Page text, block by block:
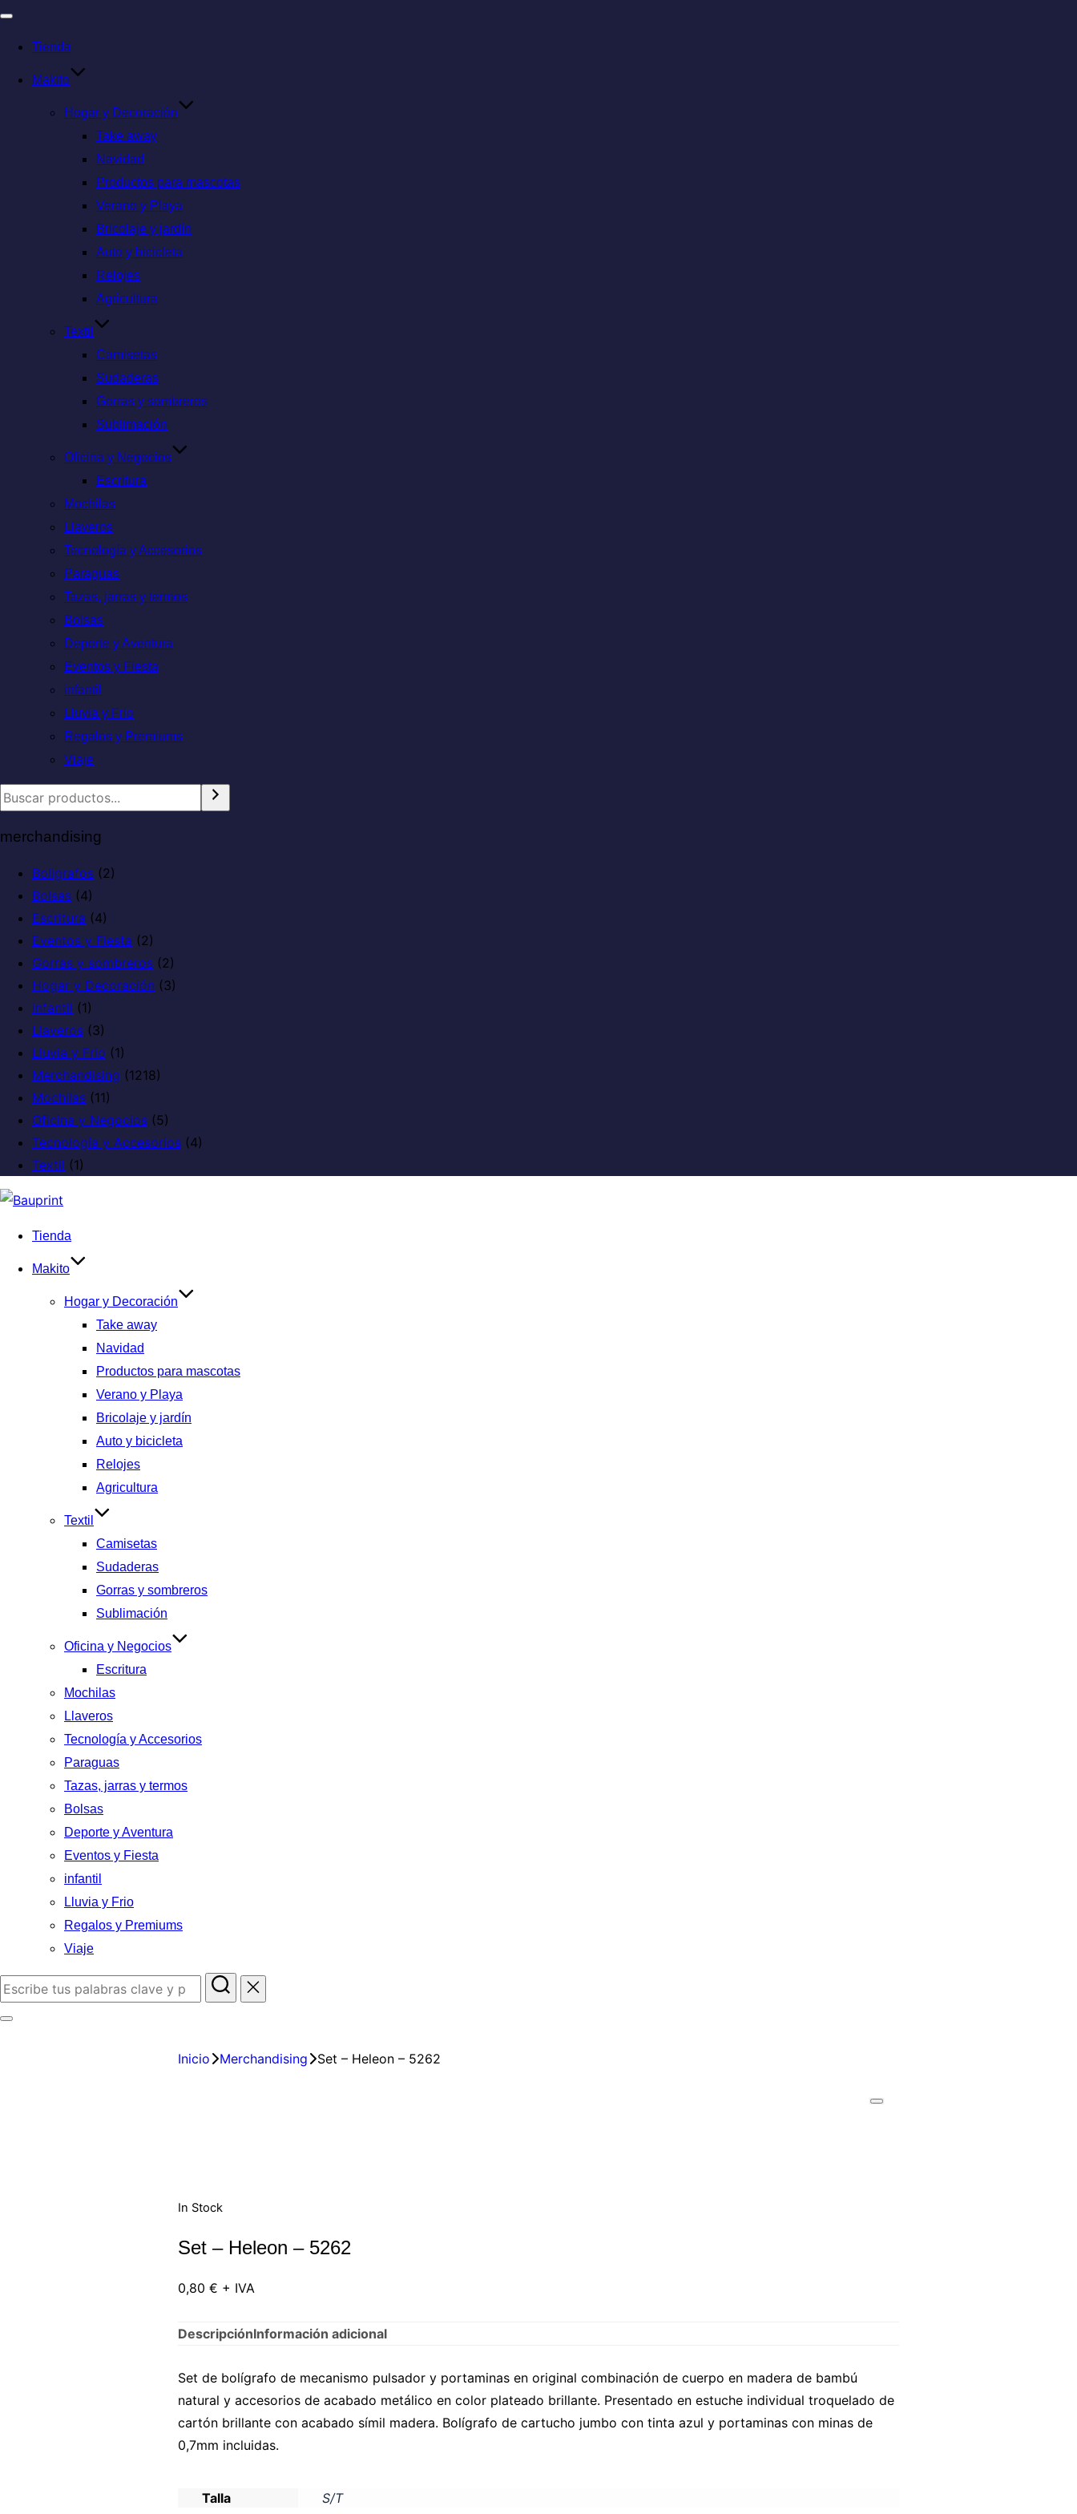
Tienda
Makito
Hogar y Decoración
Take away
Navidad
Productos para mascotas
Verano y Playa
Bricolaje y jardín
Auto y bicicleta
Relojes
Agricultura
Textil
Camisetas
Sudaderas
Gorras y sombreros
Sublimación
Oficina y Negocios
Escritura
Mochilas
Llaveros
Tecnología y Accesorios
Paraguas
Tazas, jarras y termos
Bolsas
Deporte y Aventura
Eventos y Fiesta
infantil
Lluvia y Frio
Regalos y Premiums
Viaje
merchandising
Boligrafos (2)
Bolsas (4)
Escritura (4)
Eventos y Fiesta (2)
Gorras y sombreros (2)
Hogar y Decoración (3)
infantil (1)
Llaveros (3)
Lluvia y Frio (1)
Merchandising (1218)
Mochilas (11)
Oficina y Negocios (5)
Tecnología y Accesorios (4)
Textil (1)
Tienda
Makito
Hogar y Decoración
Take away
Navidad
Productos para mascotas
Verano y Playa
Bricolaje y jardín
Auto y bicicleta
Relojes
Agricultura
Textil
Camisetas
Sudaderas
Gorras y sombreros
Sublimación
Oficina y Negocios
Escritura
Mochilas
Llaveros
Tecnología y Accesorios
Paraguas
Tazas, jarras y termos
Bolsas
Deporte y Aventura
Eventos y Fiesta
infantil
Lluvia y Frio
Regalos y Premiums
Viaje
Inicio Merchandising Set – Heleon – 5262
In Stock
Set – Heleon – 5262
0,80 € + IVA
DescripciónInformación adicional
Set de bolígrafo de mecanismo pulsador y portaminas en original combinación de cuerpo en madera de bambú
natural y accesorios de acabado metálico en color plateado brillante. Presentado en estuche individual troquelado de
cartón brillante con acabado símil madera. Bolígrafo de cartucho jumbo con tinta azul y portaminas con minas de
0,7mm incluidas.
Talla S/T